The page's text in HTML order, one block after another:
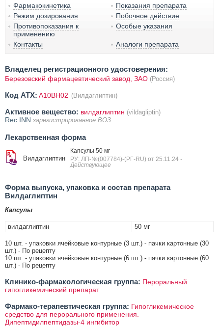
Фармакокинетика
Показания препарата
Режим дозирования
Побочное действие
Противопоказания к
применению
Особые указания
Контакты Аналоги препарата
Владелец регистрационного удостоверения:
Березовский фармацевтический завод, ЗАО (Россия)
Код ATX: A10BH02 (Вилдаглиптин)
Активное вещество: вилдаглиптин (vildagliptin)
Rec.INN зарегистрированное ВОЗ
Лекарственная форма
Вилдаглиптин
Капсулы 50 мг
РУ: ЛП-№(007784)-(РГ-RU) от 25.11.24 -
Действующее
Форма выпуска, упаковка и состав препарата
Вилдаглиптин
Капсулы
вилдаглиптин 50 мг
10 шт. - упаковки ячейковые контурные (3 шт.) - пачки картонные (30
шт.) - По рецепту
10 шт. - упаковки ячейковые контурные (6 шт.) - пачки картонные (60
шт.) - По рецепту
Клинико-фармакологическая группа: Пероральный
гипогликемический препарат
Фармако-терапевтическая группа: Гипогликемическое
средство для перорального применения.
Дипептидилпептидазы-4 ингибитор